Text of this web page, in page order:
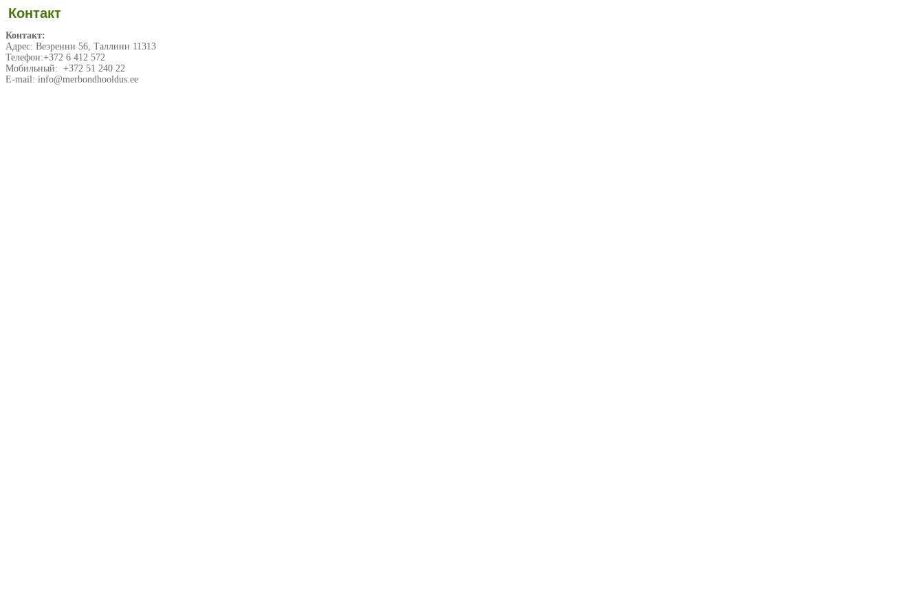
Контакт
Контакт:
Адрес: Веэренни 56, Таллинн 11313
Телефон:+372 6 412 572
Мобильный: +372 51 240 22
E-mail: info@merbondhooldus.ee